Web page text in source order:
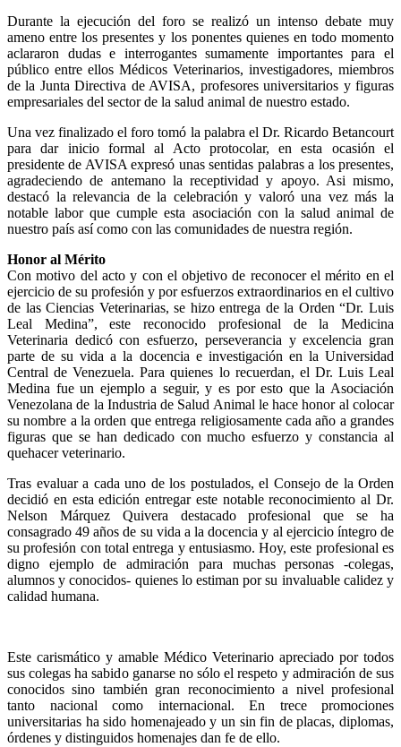
Durante la ejecución del foro se realizó un intenso debate muy
ameno entre los presentes y los ponentes quienes en todo momento
aclararon dudas e interrogantes sumamente importantes para el
público entre ellos Médicos Veterinarios, investigadores, miembros
de la Junta Directiva de AVISA, profesores universitarios y figuras
empresariales del sector de la salud animal de nuestro estado.
Una vez finalizado el foro tomó la palabra el Dr. Ricardo Betancourt
para dar inicio formal al Acto protocolar, en esta ocasión el
presidente de AVISA expresó unas sentidas palabras a los presentes,
agradeciendo de antemano la receptividad y apoyo. Asi mismo,
destacó la relevancia de la celebración y valoró una vez más la
notable labor que cumple esta asociación con la salud animal de
nuestro país así como con las comunidades de nuestra región.
Honor al Mérito
Con motivo del acto y con el objetivo de reconocer el mérito en el
ejercicio de su profesión y por esfuerzos extraordinarios en el cultivo
de las Ciencias Veterinarias, se hizo entrega de la Orden “Dr. Luis
Leal Medina”, este reconocido profesional de la Medicina
Veterinaria dedicó con esfuerzo, perseverancia y excelencia gran
parte de su vida a la docencia e investigación en la Universidad
Central de Venezuela. Para quienes lo recuerdan, el Dr. Luis Leal
Medina fue un ejemplo a seguir, y es por esto que la Asociación
Venezolana de la Industria de Salud Animal le hace honor al colocar
su nombre a la orden que entrega religiosamente cada año a grandes
figuras que se han dedicado con mucho esfuerzo y constancia al
quehacer veterinario.
Tras evaluar a cada uno de los postulados, el Consejo de la Orden
decidió en esta edición entregar este notable reconocimiento al Dr.
Nelson Márquez Quivera destacado profesional que se ha
consagrado 49 años de su vida a la docencia y al ejercicio íntegro de
su profesión con total entrega y entusiasmo. Hoy, este profesional es
digno ejemplo de admiración para muchas personas -colegas,
alumnos y conocidos- quienes lo estiman por su invaluable calidez y
calidad humana.
Este carismático y amable Médico Veterinario apreciado por todos
sus colegas ha sabido ganarse no sólo el respeto y admiración de sus
conocidos sino también gran reconocimiento a nivel profesional
tanto nacional como internacional. En trece promociones
universitarias ha sido homenajeado y un sin fin de placas, diplomas,
órdenes y distinguidos homenajes dan fe de ello.